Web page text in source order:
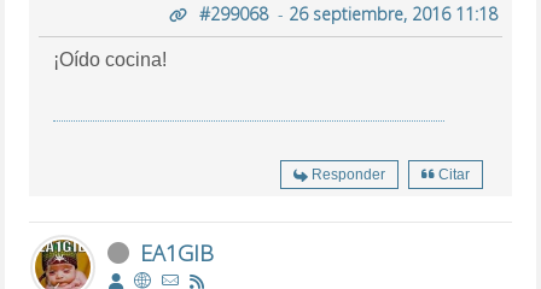
#299068- 26 septiembre, 2016 11:18
¡Oído cocina!
Responder Citar
EA1GIB